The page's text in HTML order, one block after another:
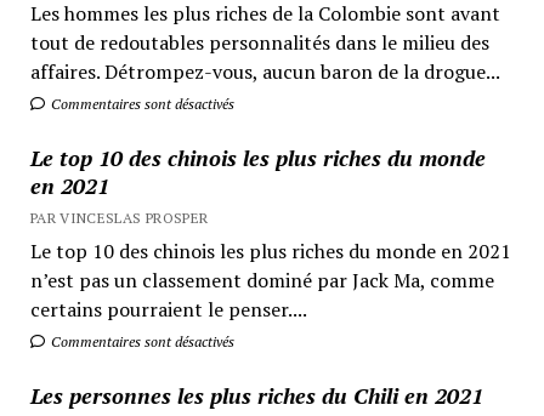
Les hommes les plus riches de la Colombie sont avant
tout de redoutables personnalités dans le milieu des
affaires. Détrompez-vous, aucun baron de la drogue...
Commentaires sont désactivés
Le top 10 des chinois les plus riches du monde
en 2021
PAR VINCESLAS PROSPER
Le top 10 des chinois les plus riches du monde en 2021
n’est pas un classement dominé par Jack Ma, comme
certains pourraient le penser....
Commentaires sont désactivés
Les personnes les plus riches du Chili en 2021